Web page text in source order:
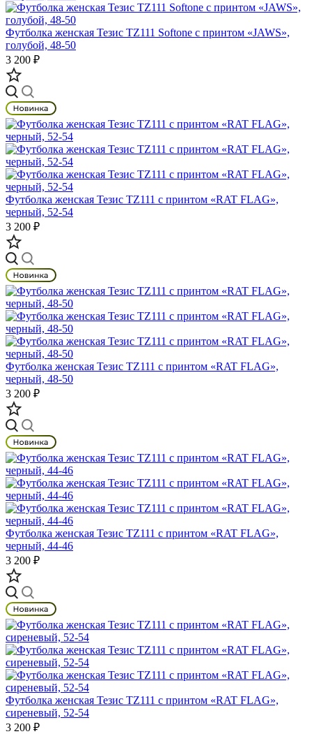
Футболка женская Тезис TZ111 Softone с принтом «JAWS»,
голубой, 48-50
3 200 ₽
Футболка женская Тезис TZ111 с принтом «RAT FLAG»,
черный, 52-54
3 200 ₽
Футболка женская Тезис TZ111 с принтом «RAT FLAG»,
черный, 48-50
3 200 ₽
Футболка женская Тезис TZ111 с принтом «RAT FLAG»,
черный, 44-46
3 200 ₽
Футболка женская Тезис TZ111 с принтом «RAT FLAG»,
сиреневый, 52-54
3 200 ₽